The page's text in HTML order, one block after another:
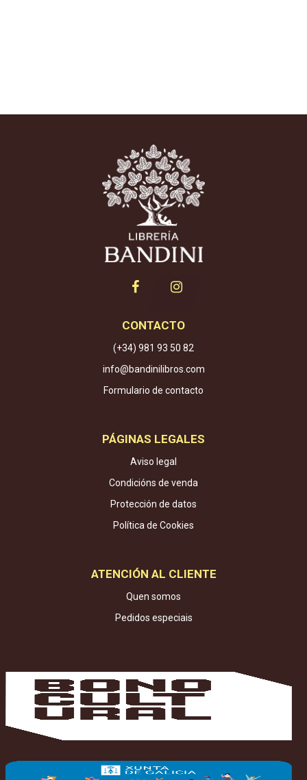
CONTACTO
(+34) 981 93 50 82
info@bandinilibros.com
Formulario de contacto
PÁGINAS LEGALES
Aviso legal
Condicións de venda
Protección de datos
Política de Cookies
ATENCIÓN AL CLIENTE
Quen somos
Pedidos especiais